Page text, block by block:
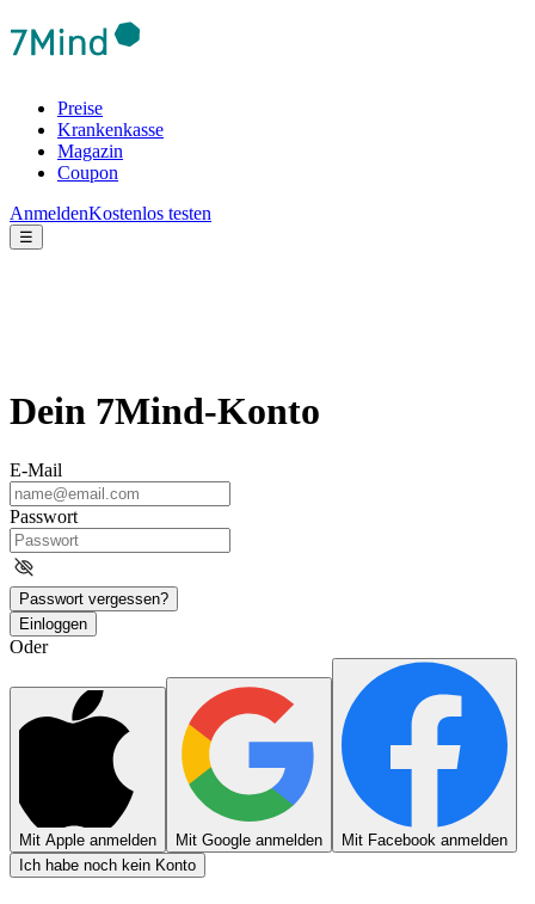
Preise
Krankenkasse
Magazin
Coupon
AnmeldenKostenlos testen
☰
Dein 7Mind-Konto
E-Mail
Passwort
Passwort vergessen?
Einloggen
Oder
Mit Apple anmelden Mit Google anmelden
Mit Facebook anmelden
Ich habe noch kein Konto